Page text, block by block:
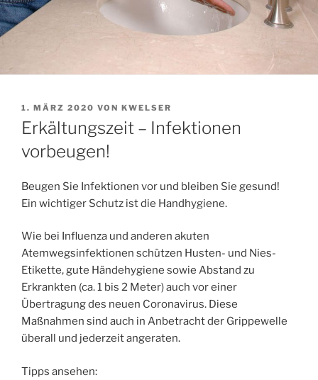
VERÖFFENTLICHT
AM
1. MÄRZ 2020 VON KWELSER
Erkältungszeit – Infektionen
vorbeugen!
Beugen Sie Infektionen vor und bleiben Sie gesund!
Ein wichtiger Schutz ist die Handhygiene.
Wie bei Influenza und anderen akuten
Atemwegsinfektionen schützen Husten- und Nies-
Etikette, gute Händehygiene sowie Abstand zu
Erkrankten (ca. 1 bis 2 Meter) auch vor einer
Übertragung des neuen Coronavirus. Diese
Maßnahmen sind auch in Anbetracht der Grippewelle
überall und jederzeit angeraten.
Tipps ansehen: